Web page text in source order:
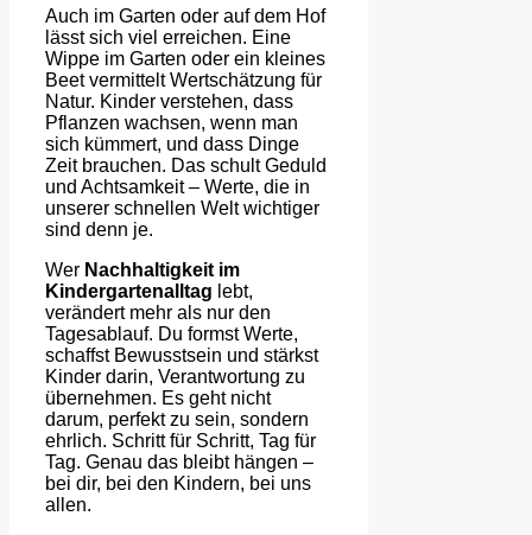
Auch im Garten oder auf dem Hof
lässt sich viel erreichen. Eine
Wippe im Garten oder ein kleines
Beet vermittelt Wertschätzung für
Natur. Kinder verstehen, dass
Pflanzen wachsen, wenn man
sich kümmert, und dass Dinge
Zeit brauchen. Das schult Geduld
und Achtsamkeit – Werte, die in
unserer schnellen Welt wichtiger
sind denn je.
Wer Nachhaltigkeit im
Kindergartenalltag lebt,
verändert mehr als nur den
Tagesablauf. Du formst Werte,
schaffst Bewusstsein und stärkst
Kinder darin, Verantwortung zu
übernehmen. Es geht nicht
darum, perfekt zu sein, sondern
ehrlich. Schritt für Schritt, Tag für
Tag. Genau das bleibt hängen –
bei dir, bei den Kindern, bei uns
allen.